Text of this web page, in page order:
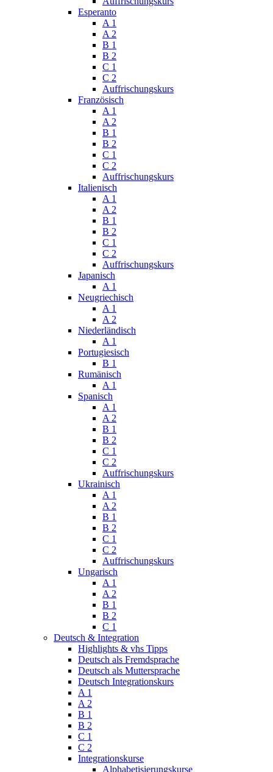
Esperanto
A 1
A 2
B 1
B 2
C 1
C 2
Auffrischungskurs
Französisch
A 1
A 2
B 1
B 2
C 1
C 2
Auffrischungskurs
Italienisch
A 1
A 2
B 1
B 2
C 1
C 2
Auffrischungskurs
Japanisch
A 1
Neugriechisch
A 1
A 2
Niederländisch
A 1
Portugiesisch
B 1
Rumänisch
A 1
Spanisch
A 1
A 2
B 1
B 2
C 1
C 2
Auffrischungskurs
Ukrainisch
A 1
A 2
B 1
B 2
C 1
C 2
Auffrischungskurs
Ungarisch
A 1
A 2
B 1
B 2
C 1
Deutsch & Integration
Highlights & vhs Tipps
Deutsch als Fremdsprache
Deutsch als Muttersprache
Deutsch Integrationskurs
A 1
A 2
B 1
B 2
C 1
C 2
Integrationskurse
Alphabetisierungskurse